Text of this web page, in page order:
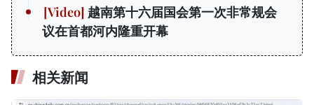
越南第十六届国会第一次非常规会
议在首都河内隆重开幕
相关新闻